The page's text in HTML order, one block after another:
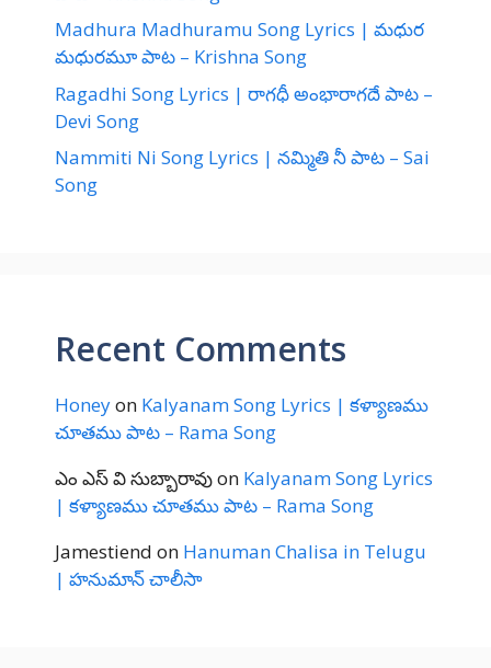
Madhura Madhuramu Song Lyrics | మధుర
మధురమూ పాట – Krishna Song
Ragadhi Song Lyrics | రాగధీ అంభారాగదే పాట –
Devi Song
Nammiti Ni Song Lyrics | నమ్మితి నీ పాట – Sai
Song
Recent Comments
Honeyon Kalyanam Song Lyrics | కళ్యాణము
చూతము పాట – Rama Song
ఎం ఎస్ వి సుబ్బారావుon Kalyanam Song Lyrics
| కళ్యాణము చూతము పాట – Rama Song
Jamestiend on Hanuman Chalisa in Telugu
| హనుమాన్ చాలీసా